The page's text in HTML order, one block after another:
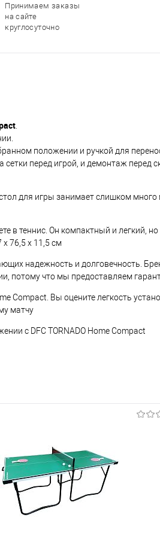
заказы
положении и ручкой для
перед игрой, и демонтаж перед
для игры занимает слишком много
в теннис. Он компактный и
76,5 х 11,5 см
надежность и долговечность.
потому что мы предоставляем
Compact. Вы оцените легкость
матчу
с DFC TORNADO Home Compact